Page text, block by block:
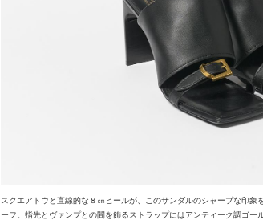
スクエアトウと直線的な８㎝ヒールが、このサンダルのシャープな印象
ーフ。指先とヴァンプとの間を飾るストラップにはアンティーク調ゴー